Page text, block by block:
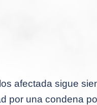
afectada sigue
por una condena